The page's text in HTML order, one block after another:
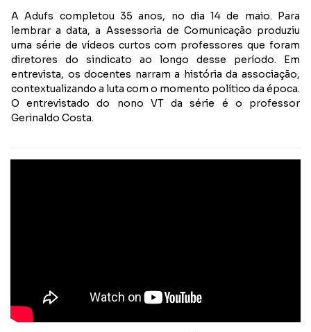
A Adufs completou 35 anos, no dia 14 de maio. Para
lembrar a data, a Assessoria de Comunicação produziu
uma série de vídeos curtos com professores que foram
diretores do sindicato ao longo desse período. Em
entrevista, os docentes narram a história da associação,
contextualizando a luta com o momento político da época.
O entrevistado do nono VT da série é o professor
Gerinaldo Costa.